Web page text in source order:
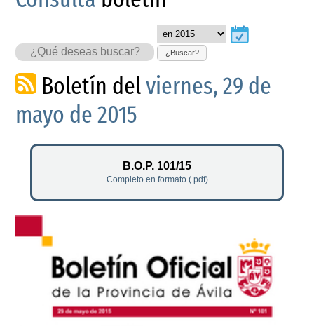
¿Buscar?
Boletín delviernes, 29 de
mayo de 2015
B.O.P. 101/15
Completo en formato (.pdf)